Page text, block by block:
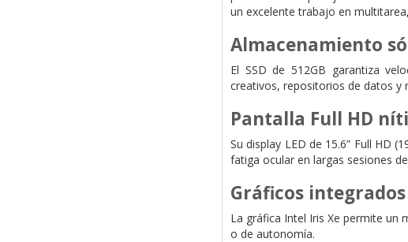
un excelente trabajo en
Almacenamiento
El SSD de 512GB garantiza
creativos, repositorios de datos y
Pantalla Full HD
Su display LED de 15.6” Full HD
fatiga ocular en largas sesiones
Gráficos
La gráfica Intel Iris Xe permite un
o de autonomía.